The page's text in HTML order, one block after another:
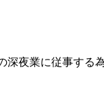
夜業に従事する為